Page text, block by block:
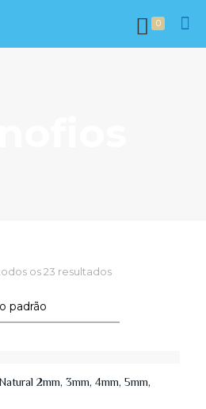
0
os 23 resultados
2mm, 3mm, 4mm, 5mm,